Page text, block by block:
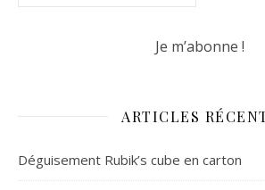
ARTICLES
Déguisement Rubik’s cube en carton